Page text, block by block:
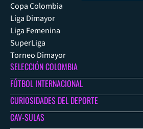
Copa Colombia
Liga Dimayor
Liga Femenina
SuperLiga
Torneo Dimayor
SELECCIÓN COLOMBIA
FÚTBOL INTERNACIONAL
CURIOSIDADES DEL DEPORTE
CAV-SULAS